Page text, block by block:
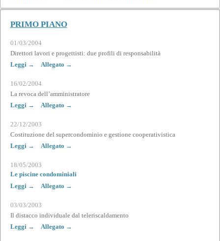
PRIMO PIANO
01/03/2004
Direttori lavori e progettisti: due profili di responsabilità
Leggi →
Allegato →
16/02/2004
La revoca dell’amministratore
Leggi →
Allegato →
22/12/2003
Costituzione del supercondominio e gestione cooperativistica
Leggi →
Allegato →
18/05/2003
Le piscine condominiali
Leggi →
Allegato →
03/03/2003
Il distacco individuale dal teleriscaldamento
Leggi →
Allegato →